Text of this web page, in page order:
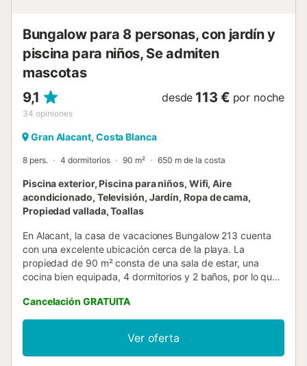
Bungalow para 8 personas, con jardín y
piscina para niños, Se admiten
mascotas
9,1
34 opiniones
desde 113 € por noche
Gran Alacant, Costa Blanca
8 pers. 4 dormitorios 90 m² 650 m de la costa
Piscina exterior, Piscina para niños, Wifi, Aire
acondicionado, Televisión, Jardín, Ropa de cama,
Propiedad vallada, Toallas
En Alacant, la casa de vacaciones Bungalow 213 cuenta
con una excelente ubicación cerca de la playa. La
propiedad de 90 m² consta de una sala de estar, una
cocina bien equipada, 4 dormitorios y 2 baños, por lo que
incluyen Wi-Fi de alta velocidad (apto para videollamadas)
con un espacio de trabajo dedicado para la oficina en
casa, un televisor, aire acondicionado, un ventilador, así
como una lavadora. Esta propiedad ofrece una zona
exterior privada con terraza descubierta. Además, hay un
Cancelación GRATUITA
Ver oferta